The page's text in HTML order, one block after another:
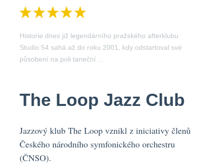
Historie dnes již legendárního pražského afterklubu
Studio 54 sahá až do roku 2001, kdy odstartoval své
působení na poli taneční ...
The Loop Jazz Club
Jazzový klub The Loop vznikl z iniciativy členů
Českého národního symfonického orchestru
(ČNSO).